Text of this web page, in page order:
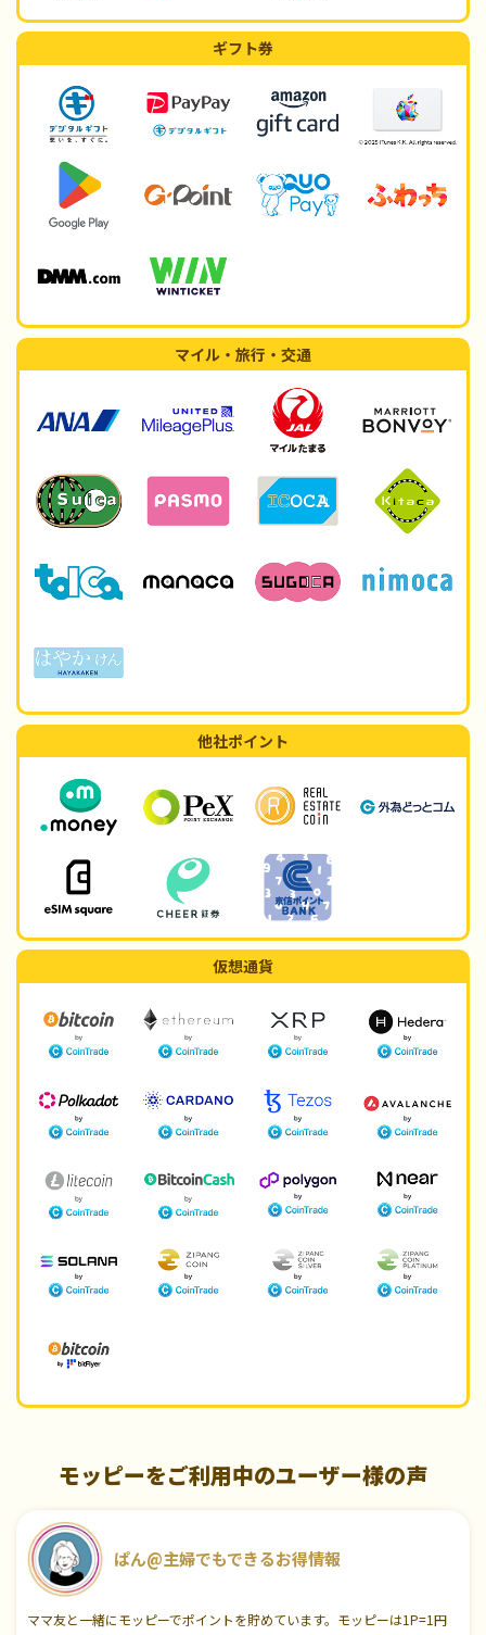
ギフト券
マイル・旅行・交通
他社ポイント
仮想通貨
モッピーをご利用中のユーザー様の声
ぱん@主婦でもできるお得情報
ママ友と一緒にモッピーでポイントを貯めています。モッピーは1P=1円